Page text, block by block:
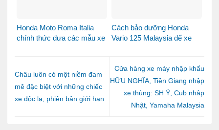
Honda Moto Roma Italia
chính thức đưa các mẫu xe
Cách bảo dưỡng Honda
Vario 125 Malaysia để xe
Châu luôn có một niềm đam
mê đặc biệt với những chiếc
xe độc lạ, phiên bản giới hạn
Cửa hàng xe máy nhập khẩu
HỮU NGHĨA, Tiền Giang nhập
xe thùng: SH Ý, Cub nhập
Nhật, Yamaha Malaysia